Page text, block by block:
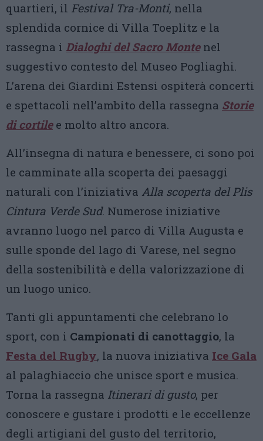
quartieri, il Festival Tra-Monti, nella
splendida cornice di Villa Toeplitz e la
rassegna i Dialoghi del Sacro Montenel
suggestivo contesto del Museo Pogliaghi.
L’arena dei Giardini Estensi ospiterà concerti
e spettacoli nell’ambito della rassegna Storie
di cortilee molto altro ancora.
All’insegna di natura e benessere, ci sono poi
le camminate alla scoperta dei paesaggi
naturali con l’iniziativa Alla scoperta del Plis
Cintura Verde Sud. Numerose iniziative
avranno luogo nel parco di Villa Augusta e
sulle sponde del lago di Varese, nel segno
della sostenibilità e della valorizzazione di
un luogo unico.
Tanti gli appuntamenti che celebrano lo
sport, con i Campionati di canottaggio, la
Festa del Rugby, la nuova iniziativa Ice Gala
al palaghiaccio che unisce sport e musica.
Torna la rassegna Itinerari di gusto, per
conoscere e gustare i prodotti e le eccellenze
degli artigiani del gusto del territorio,